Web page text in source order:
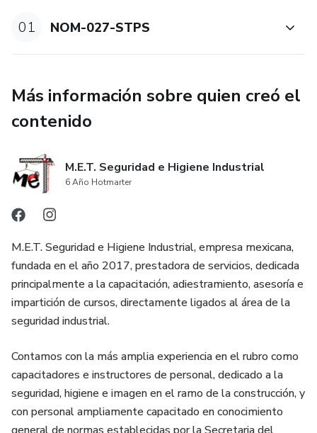
01 NOM-027-STPS
Más información sobre quien creó el
contenido
M.E.T. Seguridad e Higiene Industrial
6 Año Hotmarter
M.E.T. Seguridad e Higiene Industrial, empresa mexicana,
fundada en el año 2017, prestadora de servicios, dedicada
principalmente a la capacitación, adiestramiento, asesoría e
impartición de cursos, directamente ligados al área de la
seguridad industrial.
Contamos con la más amplia experiencia en el rubro como
capacitadores e instructores de personal, dedicado a la
seguridad, higiene e imagen en el ramo de la construcción, y
con personal ampliamente capacitado en conocimiento